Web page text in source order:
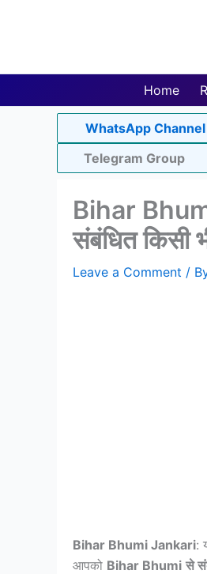
Home
WhatsApp Channel
Telegram Group
Bihar
संबंधित किसी
Leave a Comment /
Bihar Bhumi Jankari:
आपको Bihar Bhumi से